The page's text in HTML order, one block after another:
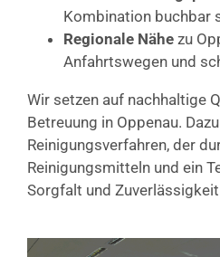
Kombination buchbar
Regionale Nähezu
Anfahrtswegen und
Wir setzen auf nachhaltige
Betreuung in Oppenau.
Reinigungsverfahren, der
Reinigungsmitteln und ein
Sorgfalt und